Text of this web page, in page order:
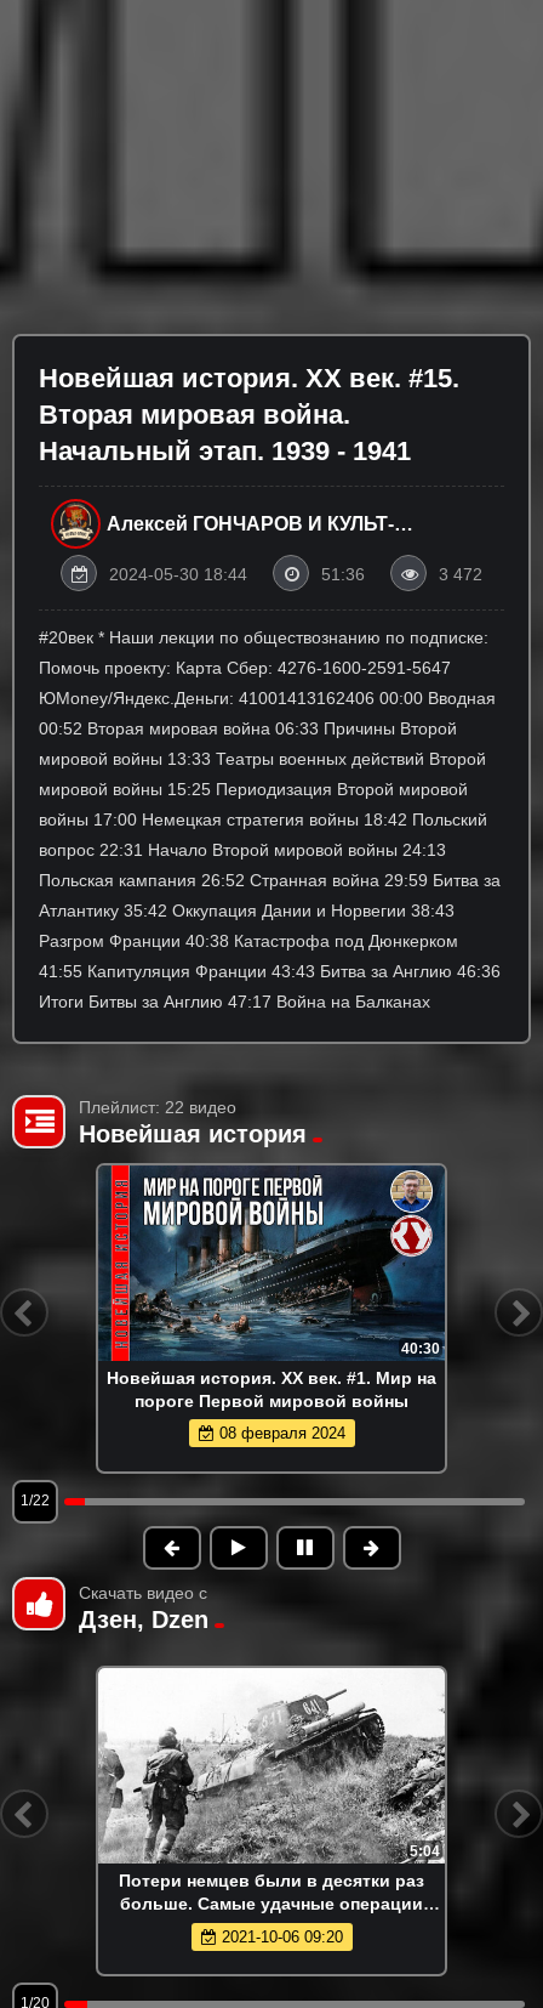
Новейшая история. XX век. #15.
Вторая мировая война.
Начальный этап. 1939 - 1941
Алексей ГОНЧАРОВ И КУЛЬТ-
2024-05-30 18:44 51:36 3 472
#20век * Наши лекции по обществознанию по подписке:
Помочь проекту: Карта Сбер: 4276-1600-2591-5647
ЮMoney/Яндекс.Деньги: 41001413162406 00:00 Вводная
00:52 Вторая мировая война 06:33 Причины Второй
мировой войны 13:33 Театры военных действий Второй
мировой войны 15:25 Периодизация Второй мировой
войны 17:00 Немецкая стратегия войны 18:42 Польский
вопрос 22:31 Начало Второй мировой войны 24:13
Польская кампания 26:52 Странная война 29:59 Битва за
Атлантику 35:42 Оккупация Дании и Норвегии 38:43
Разгром Франции 40:38 Катастрофа под Дюнкерком
41:55 Капитуляция Франции 43:43 Битва за Англию 46:36
Итоги Битвы за Англию 47:17 Война на Балканах
Плейлист: 22 видео
Новейшая история
40:30
Новейшая история. XX век. #1. Мир на
пороге Первой мировой войны
08 февраля 2024
1/22
Скачать видео с
Дзен, Dzen
5:04
Потери немцев были в десятки раз
больше. Самые удачные операции
РККА
2021-10-06 09:20
1/20